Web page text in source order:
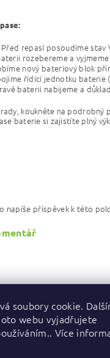
repasí posoudíme stav
rozebereme a
nový bateriový blok
řídicí jednotku baterie
baterii nabijeme a
koukněte na podrobný
baterie si zajistíte plný
napíše příspěvek k této
soubory cookie.
webu vyjadřujete
Více